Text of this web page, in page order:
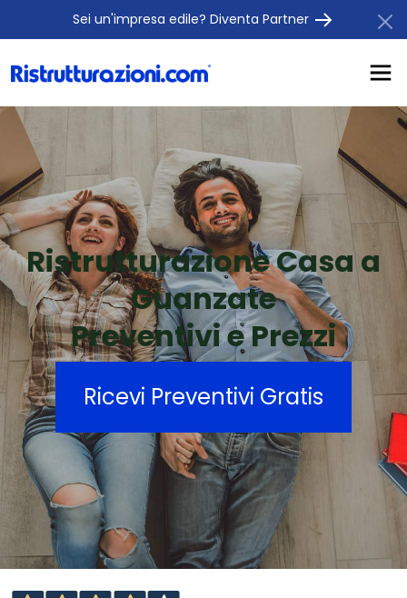
Sei un'impresa edile? Diventa Partner
Ristrutturazione Casa a
Guanzate
Preventivi e Prezzi
Ricevi Preventivi Gratis